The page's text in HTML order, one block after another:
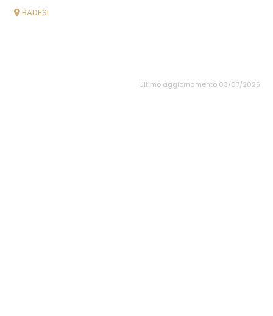
BADESI
Ultimo aggiornamento 03/07/2025